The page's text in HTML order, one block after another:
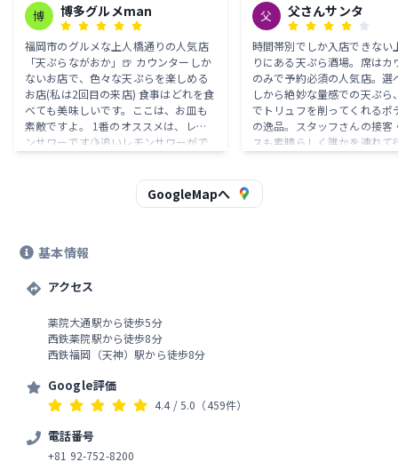
博 博多グルメman
福岡市のグルメな上人橋通りの人気店
「天ぷらながおか」🍺 カウンターしか
ないお店で、色々な天ぷらを楽しめる
お店(私は2回目の来店) 食事はどれを食
べても美味しいです。ここは、お皿も
素敵ですよ。 1番のオススメは、レモ
ンサワーです🍋追いレモンサワーがで
父 父さんサンタ
時間帯別でしか入店できない
りにある天ぷら酒場。席はカ
のみで予約必須の人気店。選
しから絶妙な量感での天ぷら
でトリュフを削ってくれるポ
の逸品。スタッフさんの接客
スも素晴らしく誰かを連れて
GoogleMapへ
基本情報
アクセス
薬院大通駅から徒歩5分
西鉄薬院駅から徒歩8分
西鉄福岡（天神）駅から徒歩8分
Google評価
4.4 / 5.0 （459件）
電話番号
+81 92-752-8200